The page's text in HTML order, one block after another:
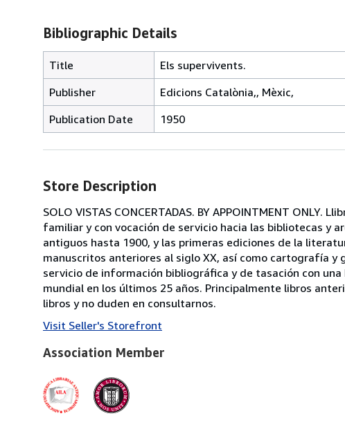
Bibliographic Details
Title
Els supervivents.
Publisher
Edicions Catalònia,, Mèxic,
Publication Date
1950
Store Description
SOLO VISTAS CONCERTADAS. BY APPOINTMENT
familiar y con vocación de servicio hacia las bibliotecas y
antiguos hasta 1900, y las primeras ediciones de la
manuscritos anteriores al siglo XX, así como cartografía y
servicio de información bibliográfica y de tasación con
mundial en los últimos 25 años. Principalmente libros
libros y no duden en consultarnos.
Visit Seller's Storefront
Association Member